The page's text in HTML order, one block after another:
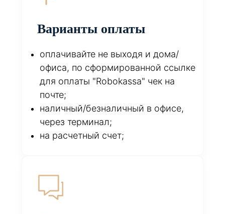
Варианты оплаты
оплачивайте не выходя и дома/
офиса, по сформированной ссылке
для оплаты "Robokassa" чек на
почте;
наличный/безналичный в офисе,
через терминал;
на расчетный счет;